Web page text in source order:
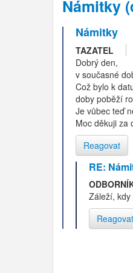
Námitky
Námitky
TAZATEL
Dobrý den,
v současné
Což bylo k
doby poběží
Je vůbec teď
Moc děkuji za
Reagovat
RE:
Záleží, kdy
Reagovat